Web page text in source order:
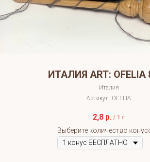
ИТАЛИЯ ART: OFELIA
Италия
Артикул: OFELIA
2,8 р. / 1 г
Выберите количество